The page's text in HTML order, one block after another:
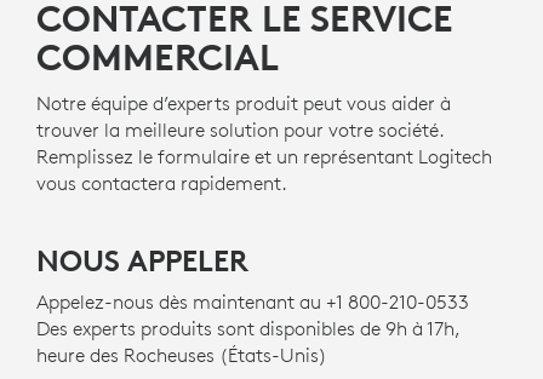
expérience de couplage fluide. CertifiéeWorks With
Chromebook.
Logitech s’engage à créer un monde plus durable.
Nous travaillons activement à limiter notre impact
environnemental et à accélérer le changement des
mentalités.
PLASTIQUE RECYCLÉ
consommation certifié9
vie au plastique en fin de vie issu d’anciens produits
électroniques grand public et contribuer à réduire
notre empreinte carbone.
CONTACTER LE SERVICE
COMMERCIAL
Notre équipe d’experts produit peut vous aider à
trouver la meilleure solution pour votre société.
Remplissez le formulaire et un représentant Logitech
vous contactera rapidement.
NOUS APPELER
Appelez-nous dès maintenant au +1 800-210-0533
Des experts produits sont disponibles de 9h à 17h,
heure des Rocheuses (États-Unis)